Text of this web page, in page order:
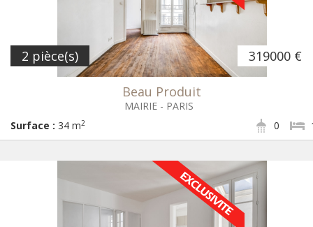
319000 €
2 pièce(s)
Beau Produit
MAIRIE - PARIS
Surface : 34 m2 0